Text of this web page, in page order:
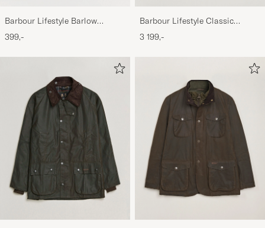
Barbour Lifestyle Barlow
Herringbone Cap Olive
399,-
Barbour Lifestyle Classic
Beaufort Jacket Olive
3 199,-